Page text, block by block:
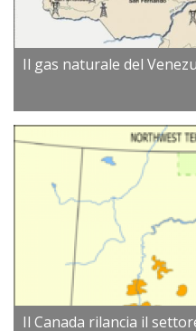
Il gas naturale del
Il Canada rilancia il